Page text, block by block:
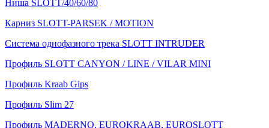
Ниша SLOTT/40/60/80
Карниз SLOTT-PARSEK / MOTION
Система однофазного трека SLOTT INTRUDER
Профиль SLOTT CANYON / LINE / VILAR MINI
Профиль Kraab Gips
Профиль Slim 27
Профиль MADERNO, EUROKRAAB, EUROSLOTT